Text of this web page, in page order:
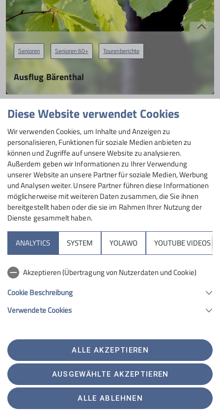
Senioren Senioren 60+ Tourenberichte
Ausflug Bärenthal
07.07.2021
Fleißige Wanderer bei den DAV Senioren unterwegs.
mehr erfahren
Andere Themen
Familiengruppe Gruppen Jugend Jugend 1 Kletterzwerge
Natur News Programm Senioren Senioren 60+
Tourenberichte
Programm
DAV
78532 Tuttlingen
Telefon +4974619107236
Datenschutz-Einstellungen
Datenschutz
AGB's
Diese Website verwendet Cookies
Wir verwenden Cookies, um Inhalte und Anzeigen zu
personalisieren, Funktionen für soziale Medien anbieten zu
können und Zugriffe auf unsere Website zu analysieren.
Außerdem geben wir Informationen zu Ihrer Verwendung
unserer Website an unsere Partner für soziale Medien, Werbung
und Analysen weiter. Unsere Partner führen diese Informationen
möglicherweise mit weiteren Daten zusammen, die Sie ihnen
bereitgestellt haben oder die sie im Rahmen Ihrer Nutzung der
Dienste gesammelt haben.
ANALYTICS SYSTEM YOLAWO YOUTUBE VIDEOS
Akzeptieren (Übertragung von Nutzerdaten und Cookie)
Cookie Beschreibung
Verwendete Cookies
ALLE AKZEPTIEREN
AUSGEWÄHLTE AKZEPTIEREN
ALLE ABLEHNEN